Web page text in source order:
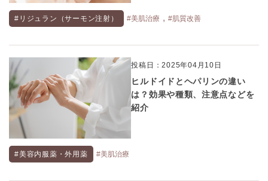
#リジュラン（サーモン注射） #美肌治療 , #肌質改善
投稿日：2025年04月10日
ヒルドイドとヘパリンの違い
は？効果や種類、注意点などを
紹介
#美容内服薬・外用薬 #美肌治療